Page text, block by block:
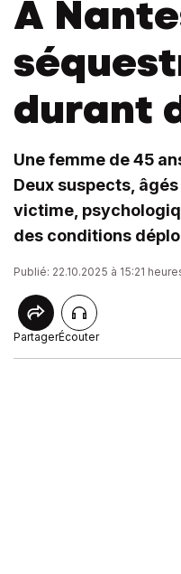
A
durant
Une femme de 45
Deux suspects,
victime,
des conditions
Publié: 22.10.2025 à 15:21
PartagerÉcouter